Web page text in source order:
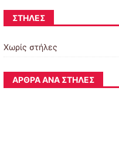
ΣΤΉΛΕΣ
Χωρίς στήλες
ΆΡΘΡΑ ΑΝΆ ΣΤΉΛΕΣ